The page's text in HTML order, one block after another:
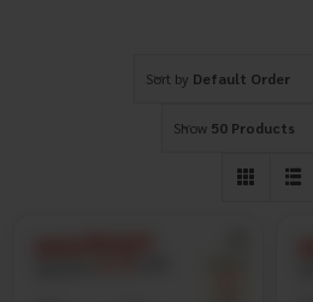
Sort by Default Order
Show 50 Products